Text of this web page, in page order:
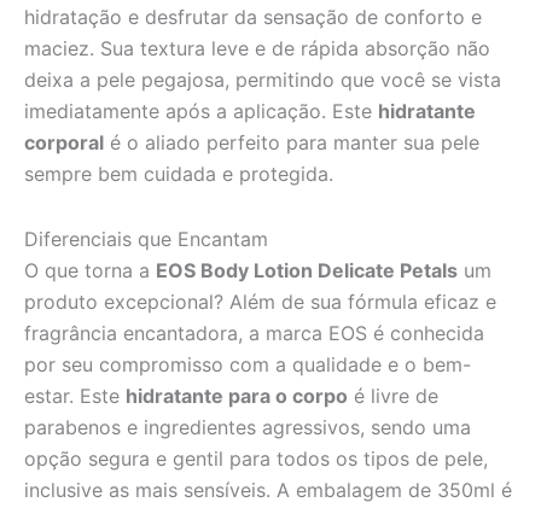
hidratação e desfrutar da sensação de conforto e
maciez. Sua textura leve e de rápida absorção não
deixa a pele pegajosa, permitindo que você se vista
imediatamente após a aplicação. Este hidratante
corporal é o aliado perfeito para manter sua pele
sempre bem cuidada e protegida.
Diferenciais que Encantam
O que torna a EOS Body Lotion Delicate Petals um
produto excepcional? Além de sua fórmula eficaz e
fragrância encantadora, a marca EOS é conhecida
por seu compromisso com a qualidade e o bem-
estar. Este hidratante para o corpo é livre de
parabenos e ingredientes agressivos, sendo uma
opção segura e gentil para todos os tipos de pele,
inclusive as mais sensíveis. A embalagem de 350ml é